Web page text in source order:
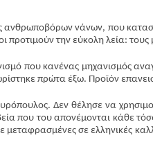
ανθρωποβόρων νάνων, που
προτιμούν την εύκολη λεία: τους
που κανένας μηχανισμός
πρώτα έξω. Προϊόν
Δεν θέλησε να
που του απονέμονται κάθε
μεταφρασμένες σε ελληνικές